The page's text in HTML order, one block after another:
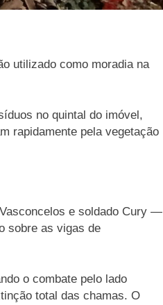
utilizado como moradia na
no quintal do imóvel,
rapidamente pela vegetação
e soldado Cury —
sobre as vigas de
o combate pelo lado
total das chamas. O